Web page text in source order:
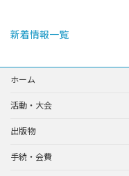
新着情報一覧
ホーム
活動・大会
出版物
手続・会費